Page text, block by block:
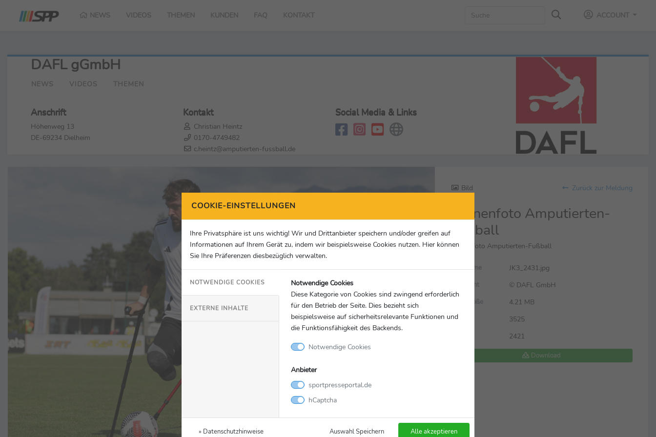
NEWS VIDEOS THEMEN KUNDEN FAQ KONTAKT ACCOUNT
DAFL gGmbH
NEWS VIDEOS THEMEN
Anschrift
Höhenweg 13
DE-69234 Dielheim
Kontakt
Christian Heintz
0170-4749482
c.heintz@amputierten-fussball.de
Social Media & Links
Bild Zurück zur Meldung
Szenenfoto Amputierten-
Fußball
Szenenfoto Amputierten-Fußball
Dateiname JK3_2431.jpg
Copyright © DAFL GmbH
Dateigröße 4.21 MB
Breite 3525
2421
Download
COOKIE-EINSTELLUNGEN
Ihre Privatsphäre ist uns wichtig! Wir und Drittanbieter speichern und/oder greifen auf
Informationen auf Ihrem Gerät zu, indem wir beispielsweise Cookies nutzen. Hier können
Sie Ihre Präferenzen diesbezüglich verwalten.
NOTWENDIGE COOKIES
EXTERNE INHALTE
Notwendige Cookies
Diese Kategorie von Cookies sind zwingend erforderlich
für den Betrieb der Seite. Dies bezieht sich
beispielsweise auf sicherheitsrelevante Funktionen und
die Funktionsfähigkeit des Backends.
Notwendige Cookies
Anbieter
sportpresseportal.de
hCaptcha
» Datenschutzhinweise Auswahl Speichern Alle akzeptieren